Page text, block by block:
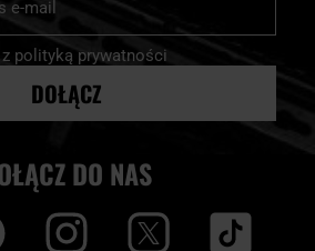
polityką prywatności
DOŁĄCZ
DO NAS